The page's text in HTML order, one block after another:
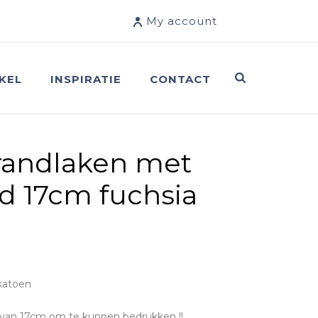
My account
INSPIRATIE CONTACT
met
17cm fuchsia